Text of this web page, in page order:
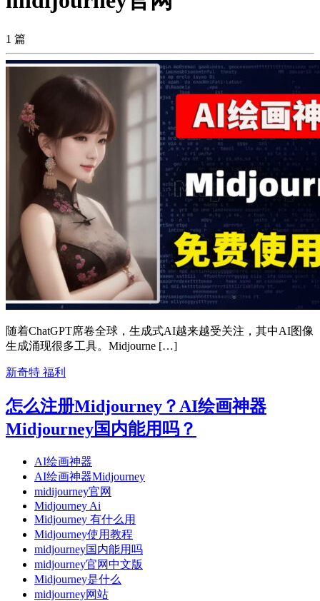
1 篇
随着ChatGPT席卷全球，生成式AI越来越受关注，其中AI图像
生成涌现很多工具。Midjourne […]
新奇特 福利
怎么注册Midjourney？AI绘画神器
Midjourney国内能用吗？
AI绘画神器
AI绘画神器Midjourney
midijourney官网
Midjourney Ai
Midjourney 有什么用
Midjourney使用教程
midjourney国内能用吗
midjourney官网中文版
Midjourney是什么
midjourney网站